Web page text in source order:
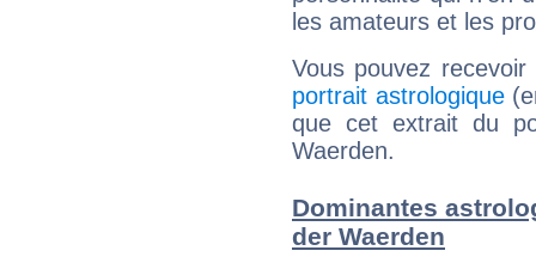
les amateurs et les
Vous pouvez
portrait astrologique
que cet extrait du
Waerden.
Dominantes
der Waerden